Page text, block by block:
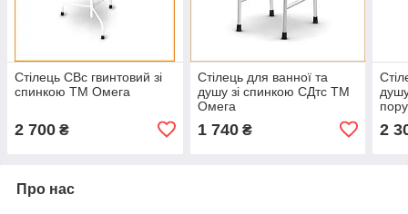
Стілець СВс гвинтовий зі
спинкою ТМ Омега
2 700 ₴
Стілець для ванної та
душу зі спинкою СДтс ТМ
Омега
1 740₴ 2
Про нас